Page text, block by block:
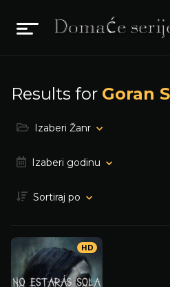
Results for Goran
Izaberi Žanr
Izaberi godinu
Sortiraj po
HD